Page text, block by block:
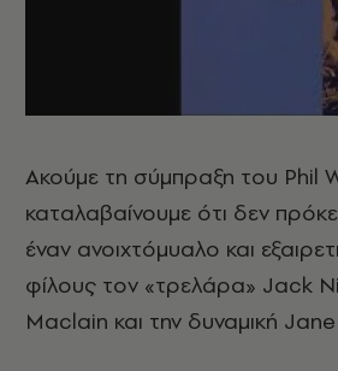
Ακούμε τη σύμπραξη του Phil
καταλαβαίνουμε ότι δεν
έναν ανοιχτόμυαλο και
φίλους τον «τρελάρα» Jack
Maclain και την δυναμική